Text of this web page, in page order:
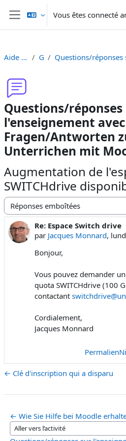
Passer au contenu principal
Panneau latéral
Vous êtes connecté
Aide Moodle - Moodle Hilfe Généralités
Questions/réponses
l'enseignement
Fragen/Antworten
Unterrichen mit
Augmentation de
SWITCHdrive
Type d’affichage
Re: Espace Switch drive
par Jacques Monnard,
Nombre de réponses : 0
Bonjour,
Vous pouvez demander
quota SWITCHdrive (100
contactant
Cordialement,
Jacques Monnard
Permalien
← Clé d'inscription qui a disparu
← Wie Sie Hilfe bei Moodle
Aller vers l’activité